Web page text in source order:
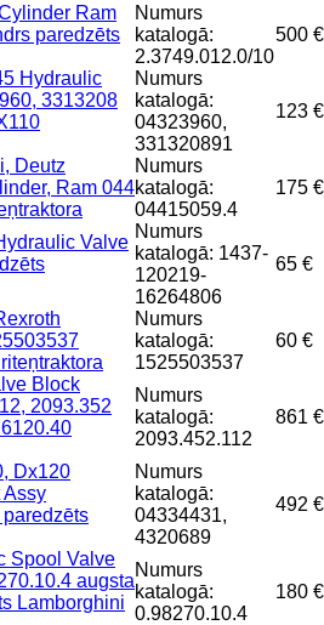
Ram
paredzēts
Numurs
katalogā:
2.3749.012.0/10
500 €
Hydraulic
3313208
Numurs
katalogā:
04323960,
331320891
123 €
Deutz
Ram 044
Numurs
katalogā:
04415059.4
175 €
Valve
Numurs
katalogā: 1437-
120219-
16264806
65 €
Numurs
katalogā:
1525503537
60 €
Block
2093.352
Numurs
katalogā:
2093.452.112
861 €
Dx120
Assy
Numurs
katalogā:
04334431,
4320689
492 €
Spool Valve
augsta
Lamborghini
Numurs
katalogā:
0.98270.10.4
180 €